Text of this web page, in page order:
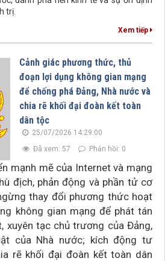
trị.
Xem tiếp
Cảnh giác phương thức, thủ
đoạn lợi dụng không gian mạng
để chống phá Đảng, Nhà nước và
chia rẽ khối đại đoàn kết toàn
dân tộc
25/07/2026 14:29:00
Đã xem: 57
Phản hồi: 0
mạnh mẽ của Internet và mạng
địch, phản động và phần tử cơ
thay đổi phương thức hoạt
không gian mạng để phát tán
xuyên tạc chủ trương của Đảng,
của Nhà nước; kích động tư
rẽ khối đại đoàn kết toàn dân